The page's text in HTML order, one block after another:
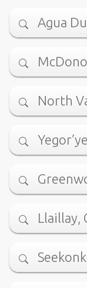
Agua
North
Llaillay,